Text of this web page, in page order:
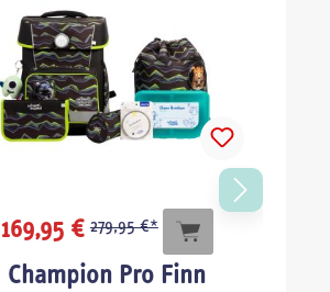
169,95 € 279,95 €*
Champion Pro Finn